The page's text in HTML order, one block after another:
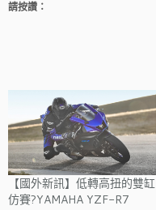
請按讚：
【國外新訊】低轉高扭的雙缸
仿賽?YAMAHA YZF-R7